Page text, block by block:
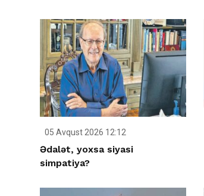
05 Avqust 2026 12:12
Ədalət, yoxsa siyasi
simpatiya?